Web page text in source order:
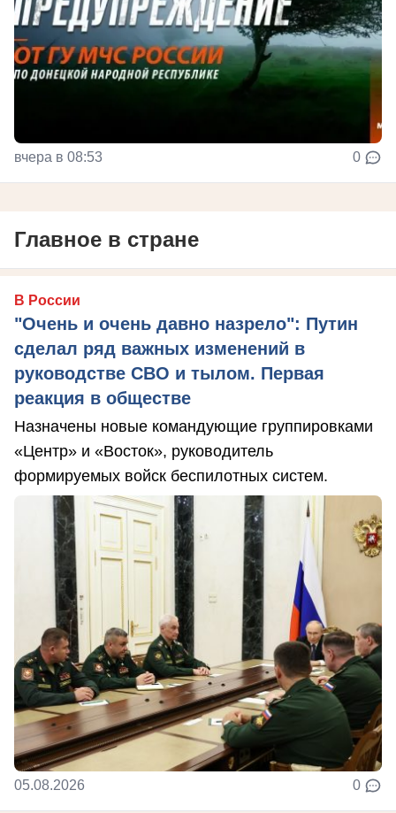
вчера в 08:53 0
Главное в стране
В России
"Очень и очень давно назрело": Путин
сделал ряд важных изменений в
руководстве СВО и тылом. Первая
реакция в обществе
Назначены новые командующие группировками
«Центр» и «Восток», руководитель
формируемых войск беспилотных систем.
05.08.2026 0